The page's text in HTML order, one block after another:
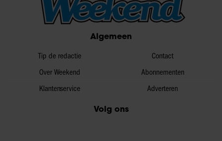
Algemeen
Tip de redactie
Over Weekend
Klantenservice
Contact
Abonnementen
Adverteren
Volg ons